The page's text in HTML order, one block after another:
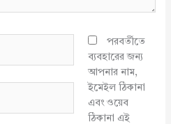
পরবর্তীতে
ব্যবহারের জন্য
আপনার নাম,
ইমেইল ঠিকানা
এবং ওয়েব
ঠিকানা এই